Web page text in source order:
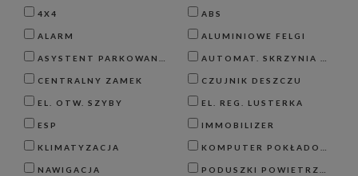
4X4 ABS
ALARM ALUMINIOWE FELGI
ASYSTENT PARKOWANIA AUTOMAT. SKRZYNIA BIEGÓW
CENTRALNY ZAMEK CZUJNIK DESZCZU
EL. OTW. SZYBY EL. REG. LUSTERKA
ESP IMMOBILIZER
KLIMATYZACJA KOMPUTER POKŁADOWY
NAWIGACJA PODUSZKI POWIETRZNE